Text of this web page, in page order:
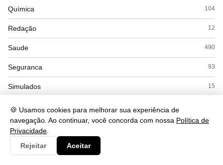
🍪 Usamos cookies para melhorar sua experiência de
navegação. Ao continuar, você concorda com nossa Política de
Privacidade
Rejeitar
Aceitar
Química 104
Redação 12
Saude 490
Seguranca 93
Simulados 15
Sociologia
Tecnologia 430
Turismo